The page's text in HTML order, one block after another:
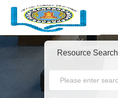
Resource Search